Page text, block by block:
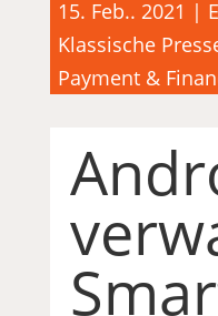
15. Feb.. 2021 |
Klassische
Payment &